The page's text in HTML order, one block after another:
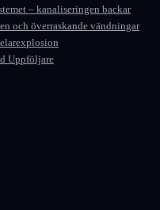
– kanaliseringen backar
och överraskande vändningar
Uppföljare